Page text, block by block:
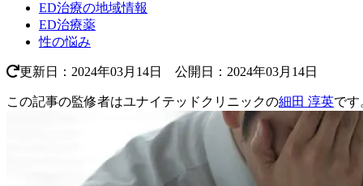
ED治療の地域情報
ED治療薬
性の悩み
更新日：2024年03月14日 公開日：2024年03月14日
この記事の監修者はユナイテッドクリニックの細田 淳英です